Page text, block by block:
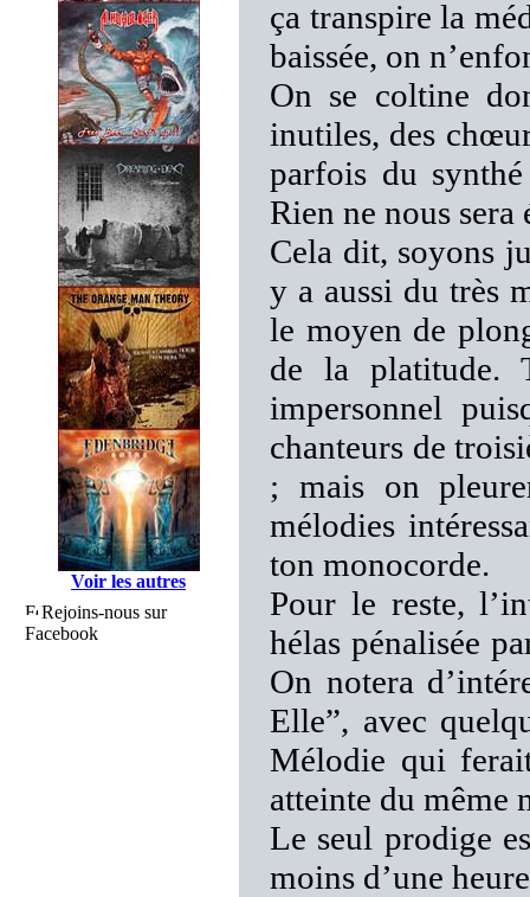
Voir les autres
Rejoins-nous sur
Facebook
ça transpire la
baissée, on
On se coltine
inutiles, des
parfois du
Rien ne nous sera
Cela dit, soyons
y a aussi du très
le moyen de
de la platitude.
impersonnel
chanteurs de
; mais on
mélodies
ton monocorde.
Pour le reste,
hélas pénalisée
On notera
Elle”, avec
Mélodie qui
atteinte du même
Le seul prodige
moins d’une